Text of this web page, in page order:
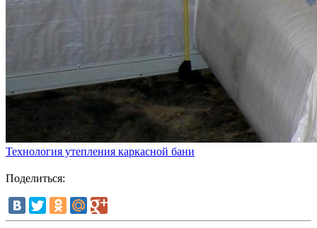
Технология утепления каркасной бани
Поделиться: